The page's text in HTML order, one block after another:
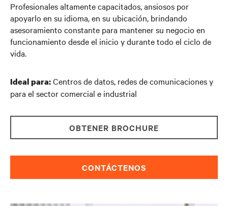
Profesionales altamente capacitados, ansiosos por
apoyarlo en su idioma, en su ubicación, brindando
asesoramiento constante para mantener su negocio en
funcionamiento desde el inicio y durante todo el ciclo de
vida.
Ideal para:Centros de datos, redes de comunicaciones y
para el sector comercial e industrial
OBTENER BROCHURE
CONTÁCTENOS